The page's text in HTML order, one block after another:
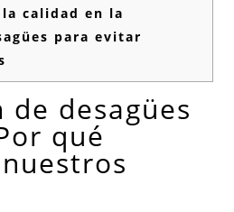
calidad en la
para evitar
desagües
qué